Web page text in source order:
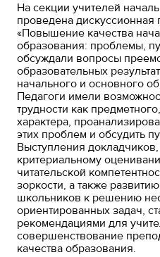
На секции учителей
проведена дискуссионная
«Повышение качества
образования: проблемы,
обсуждали вопросы
образовательных
начального и основного
Педагоги имели
трудности как
характера,
этих проблем и обсудить
Выступления
критериальному
читательской
зоркости, а также
школьников к решению
ориентированных задач,
рекомендациями для
совершенствование
качества образования.